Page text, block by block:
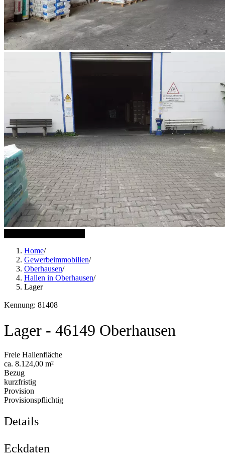
Home/
Gewerbeimmobilien/
Oberhausen/
Hallen in Oberhausen/
Lager
Kennung: 81408
Lager - 46149 Oberhausen
Freie Hallenfläche
ca. 8.124,00 m²
Bezug
kurzfristig
Provision
Provisionspflichtig
Details
Eckdaten